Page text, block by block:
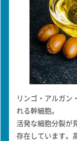
リンゴ・アルガン
れる幹細胞。
活発な細胞分裂が
存在しています。